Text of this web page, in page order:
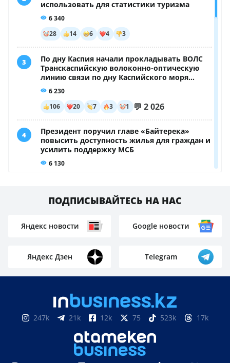
Пилота задержали после рейса, а теперь ему
грозит смертная казнь: что нашли в его сумке
Не спасла: мать и её ребёнок разбились, выпав из
Заменить частный сектор современными
многоэтажками хотят в Петропавловске
Volkswagen отправил первые автомобили в
Казахстан: что привезут уже в августе